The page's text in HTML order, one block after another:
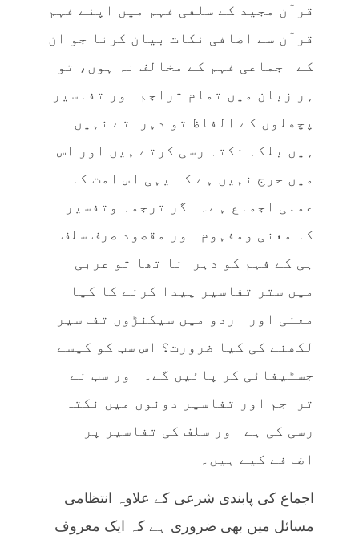
قرآن مجید کے سلفی فہم میں اپنے فہم
قرآن سے اضافی نکات بیان کرنا جو ان
کے اجماعی فہم کے مخالف نہ ہوں، تو
ہر زبان میں تمام تراجم اور تفاسیر
پچھلوں کے الفاظ تو دہراتے نہیں
ہیں بلکہ نکتہ رسی کرتے ہیں اور اس
میں حرج نہیں ہے کہ یہی اس امت کا
عملی اجماع ہے۔ اگر ترجمہ وتفسیر
کا معنی ومفہوم اور مقصود صرف سلف
ہی کے فہم کو دہرانا تھا تو عربی
میں ستر تفاسیر پیدا کرنے کا کیا
معنی اور اردو میں سیکنڑوں تفاسیر
لکھنے کی کیا ضرورت؟ اس سب کو کیسے
جسٹیفائی کر پائیں گے۔ اور سب نے
تراجم اور تفاسیر دونوں میں نکتہ
رسی کی ہے اور سلف کی تفاسیر پر
اضافے کیے ہیں۔
اجماع کی پابندی شرعی کے علاوہ انتظامی
مسائل میں بھی ضروری ہے کہ ایک معروف